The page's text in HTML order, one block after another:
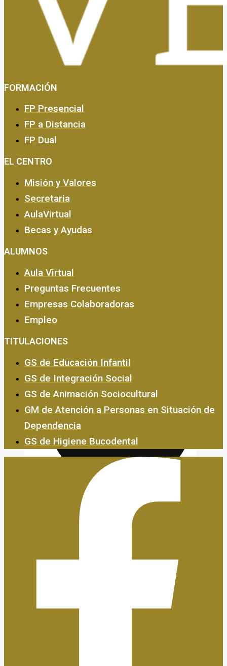
Certificados de Profesionalidad
FORMACIÓN
FP Presencial
FP a Distancia
FP Dual
EL CENTRO
Misión y Valores
Secretaria
AulaVirtual
Becas y Ayudas
ALUMNOS
Aula Virtual
Preguntas Frecuentes
Empresas Colaboradoras
Empleo
TITULACIONES
GS de Educación Infantil
GS de Integración Social
GS de Animación Sociocultural
GM de Atención a Personas en Situación de
Dependencia
GS de Higiene Bucodental